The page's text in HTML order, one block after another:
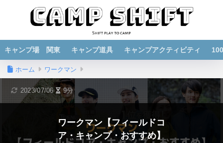
キャンプ場 関東 キャンプ道具 キャンプアクティビティ
ホーム ワークマン
ワークマン【フィールドコ
ア・キャンプ・おすすめ】
2023/07/06 9分